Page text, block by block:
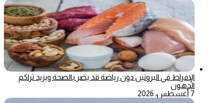
الإفراط في البروتين دون رياضة قد يضر بالصحة ويزيد تراكم
الدهون
7 أغسطس، 2026